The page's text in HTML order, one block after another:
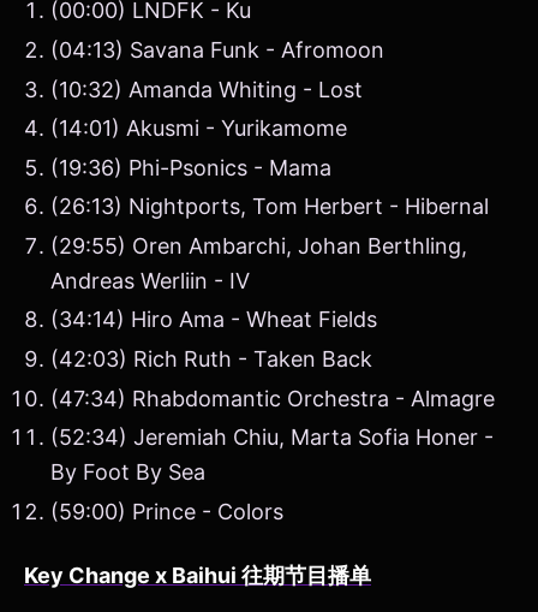
(00:00) LNDFK - Ku
(04:13) Savana Funk - Afromoon
(10:32) Amanda Whiting - Lost
(14:01) Akusmi - Yurikamome
(19:36) Phi-Psonics - Mama
(26:13) Nightports, Tom Herbert - Hibernal
(29:55) Oren Ambarchi, Johan Berthling,
Andreas Werliin - IV
(34:14) Hiro Ama - Wheat Fields
(42:03) Rich Ruth - Taken Back
(47:34) Rhabdomantic Orchestra - Almagre
(52:34) Jeremiah Chiu, Marta Sofia Honer -
By Foot By Sea
(59:00) Prince - Colors
Key Change x Baihui 往期节目播单